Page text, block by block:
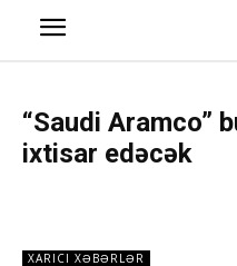
“Saudi Aramco”
ixtisar edəcək
XARICI XƏBƏRLƏR